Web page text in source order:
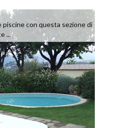
piscine con questa sezione di
...